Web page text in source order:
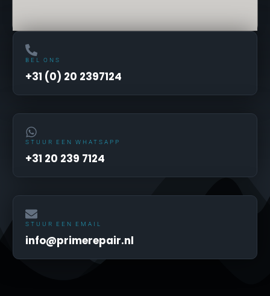
BEL ONS
+31 (0) 20 2397124
STUUR EEN WHATSAPP
+31 20 239 7124
STUUR EEN EMAIL
info@primerepair.nl